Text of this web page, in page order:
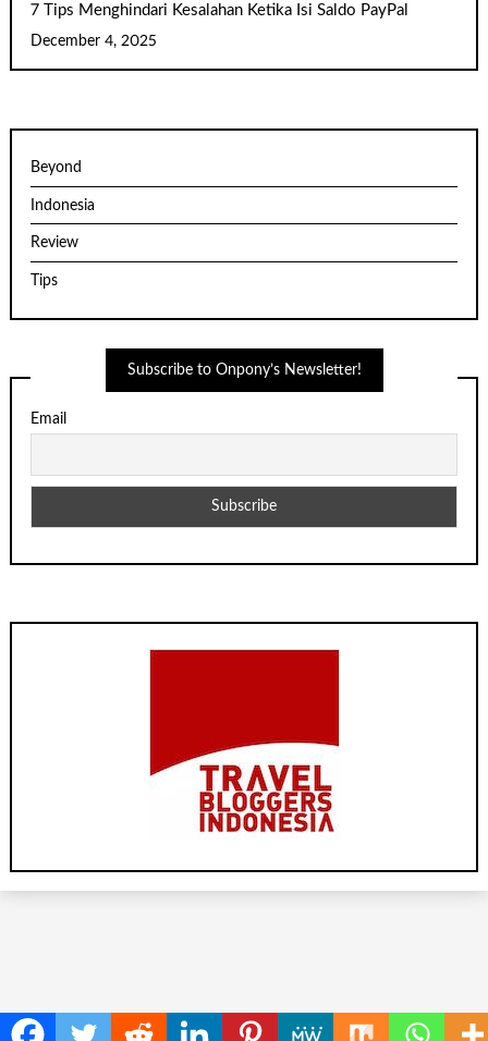
7 Tips Menghindari Kesalahan Ketika Isi Saldo PayPal
December 4, 2025
Beyond
Indonesia
Review
Tips
Subscribe to Onpony’s Newsletter!
Email